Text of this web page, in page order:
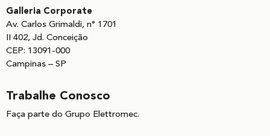
Galleria Corporate
Av. Carlos Grimaldi, n° 1701
II 402, Jd. Conceição
CEP: 13091-000
Campinas – SP
Trabalhe Conosco
Faça parte do Grupo Elettromec.